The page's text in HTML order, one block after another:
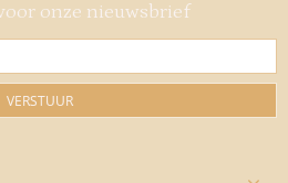
onze nieuwsbrief
VERSTUUR